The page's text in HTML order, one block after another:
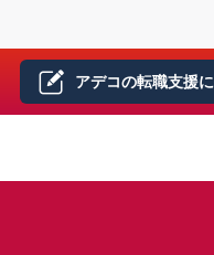
アデコの転職支援に